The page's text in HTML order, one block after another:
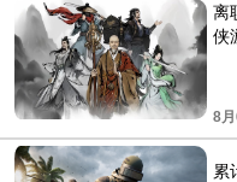
离
侠
8月
累